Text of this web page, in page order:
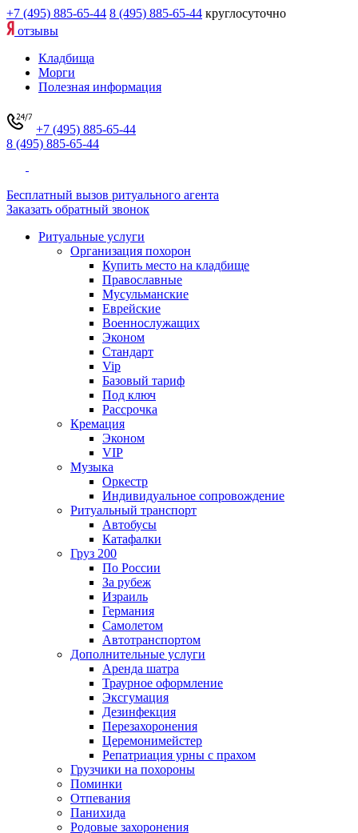
+7 (495) 885-65-44 8 (495) 885-65-44 круглосуточно
отзывы
Кладбища
Морги
Полезная информация
+7 (495) 885-65-44
8 (495) 885-65-44
Бесплатный вызов ритуального агента
Заказать обратный звонок
Ритуальные услуги
Организация похорон
Купить место на кладбище
Православные
Мусульманские
Еврейские
Военнослужащих
Эконом
Стандарт
Vip
Базовый тариф
Под ключ
Рассрочка
Кремация
Эконом
VIP
Музыка
Оркестр
Индивидуальное сопровождение
Ритуальный транспорт
Автобусы
Катафалки
Груз 200
По России
За рубеж
Израиль
Германия
Самолетом
Автотранспортом
Дополнительные услуги
Аренда шатра
Траурное оформление
Эксгумация
Дезинфекция
Перезахоронения
Церемонимейстер
Репатриация урны с прахом
Грузчики на похороны
Поминки
Отпевания
Панихида
Родовые захоронения